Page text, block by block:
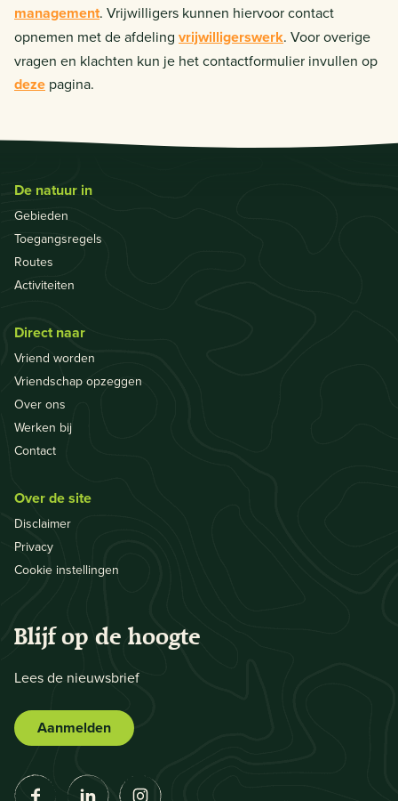
management. Vrijwilligers kunnen hiervoor contact
opnemen met de afdeling vrijwilligerswerk. Voor overige
vragen en klachten kun je het contactformulier invullen op
deze pagina.
De natuur in
Gebieden
Toegangsregels
Routes
Activiteiten
Direct naar
Vriend worden
Vriendschap opzeggen
Over ons
Werken bij
Contact
Over de site
Disclaimer
Privacy
Cookie instellingen
Blijf op de hoogte
Lees de nieuwsbrief
Aanmelden